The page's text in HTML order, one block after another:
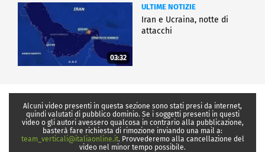
03:32
ULTIME NOTIZIE
Iran e Ucraina, notte di
attacchi
Alcuni video presenti in questa sezione sono stati presi da internet,
quindi valutati di pubblico dominio. Se i soggetti presenti in questi
video o gli autori avessero qualcosa in contrario alla pubblicazione,
basterà fare richiesta di rimozione inviando una mail a:
team_verticali@italiaonline.it. Provvederemo alla cancellazione del
video nel minor tempo possibile.